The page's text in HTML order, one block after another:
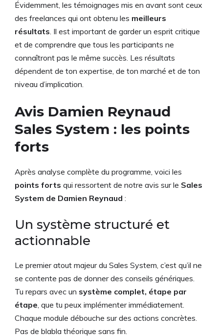
Évidemment, les témoignages mis en avant sont ceux
des freelances qui ont obtenu les meilleurs
résultats . Il est important de garder un esprit critique
et de comprendre que tous les participants ne
connaîtront pas le même succès. Les résultats
dépendent de ton expertise, de ton marché et de ton
niveau d’implication.
Avis Damien Reynaud
Sales System : les points
forts
Après analyse complète du programme, voici les
points forts qui ressortent de notre avis sur le Sales
System de Damien Reynaud :
Un système structuré et
actionnable
Le premier atout majeur du Sales System, c’est qu’il ne
se contente pas de donner des conseils génériques.
Tu repars avec un système complet, étape par
étape , que tu peux implémenter immédiatement.
Chaque module débouche sur des actions concrètes.
Pas de blabla théorique sans fin.